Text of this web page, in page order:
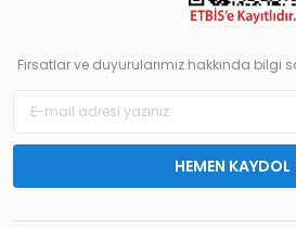
Fırsatlar ve duyurularımız hakkında
HEMEN KAYDOL